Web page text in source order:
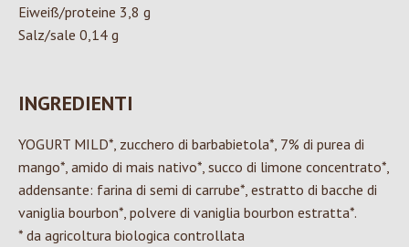
Eiweiß/proteine 3,8 g
Salz/sale 0,14 g
INGREDIENTI
YOGURT MILD*, zucchero di barbabietola*, 7% di purea di
mango*, amido di mais nativo*, succo di limone concentrato*,
addensante: farina di semi di carrube*, estratto di bacche di
vaniglia bourbon*, polvere di vaniglia bourbon estratta*.
* da agricoltura biologica controllata